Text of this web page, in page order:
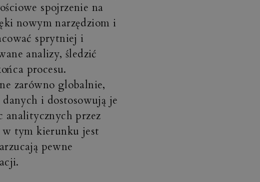
spojrzenie na
nowym narzędziom i
sprytniej i
analizy, śledzić
procesu.
zarówno globalnie,
i dostosowują je
analitycznych przez
w tym kierunku jest
pewne